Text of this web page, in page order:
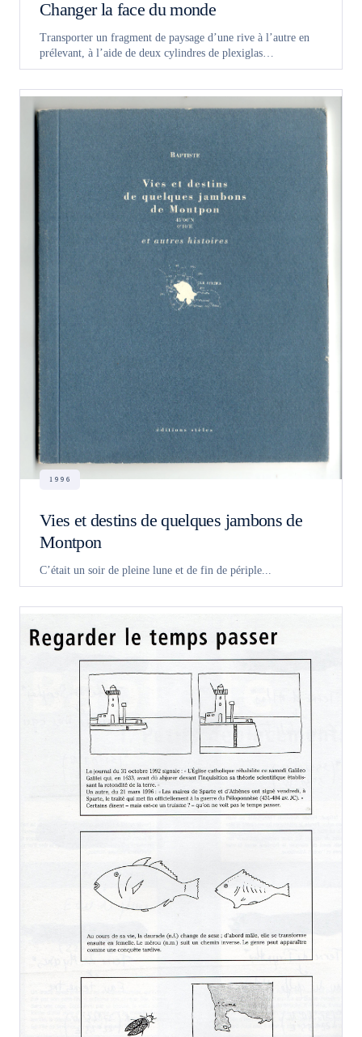
Changer la face du monde
Transporter un fragment de paysage d’une rive à l’autre en
prélevant, à l’aide de deux cylindres de plexiglas…
1996
Vies et destins de quelques jambons de
Montpon
C’était un soir de pleine lune et de fin de périple...